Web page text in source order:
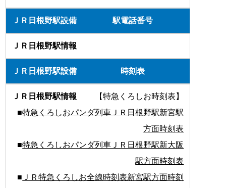
駅電話番号
時刻表
【特急くろしお時刻表】
■特急くろしおパンダ列車ＪＲ日根野駅新宮駅
方面時刻表
■特急くろしおパンダ列車ＪＲ日根野駅新大阪
駅方面時刻表
■ ＪＲ特急くろしお全線時刻表新宮駅方面時刻